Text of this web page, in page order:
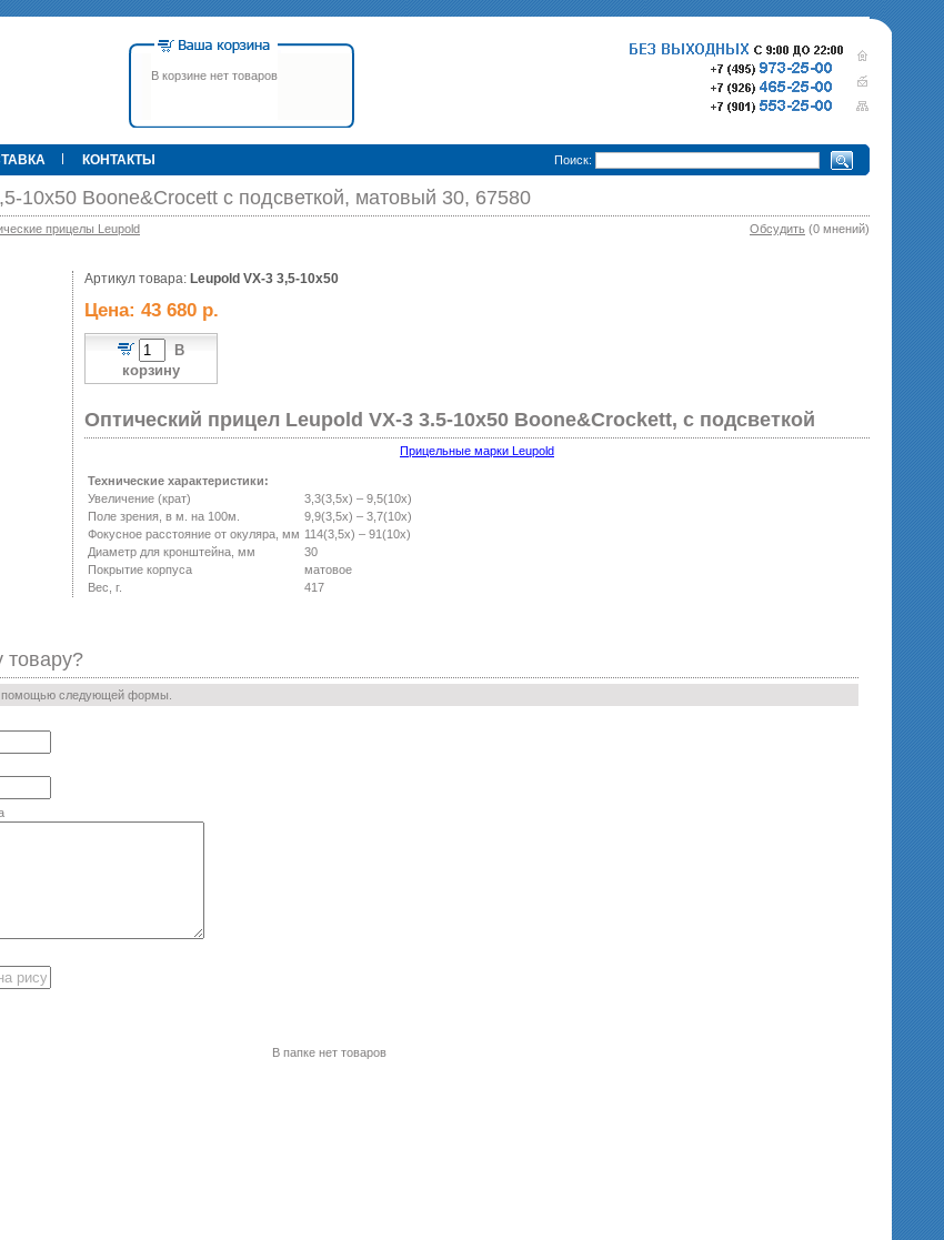
•
В корзине нет товаров
79 900 р.
Прицел ATN X-Sight-4k Pro,
3-14, день/ночь (до
600м/400м), трубка 30мм,
фото/видео, IOS/Android, до
6000Дж, 940гр.
395 000 р.
КОНТАКТЫ Поиск:
10x50 Boone&Crocett с подсветкой, матовый 30, 67580
Обсудить (0 мнений)
прицелы Leupold
Артикул товара: Leupold VX-3 3,5-10x50
Цена: 43 680 р.
В
корзину
Оптический прицел Leupold VX-3 3.5-10х50 Boone&Crockett, с подсветкой
Прицельные марки Leupold
Технические характеристики:
Увеличение (крат)
3,3(3,5x) – 9,5(10x)
Поле зрения, в м. на 100м.
9,9(3,5x) – 3,7(10x)
Фокусное расстояние от окуляра, мм 114(3,5x) – 91(10x)
Диаметр для кронштейна, мм
30
Покрытие корпуса
матовое
Вес, г.
417
товару?
помощью следующей формы.
В папке нет товаров